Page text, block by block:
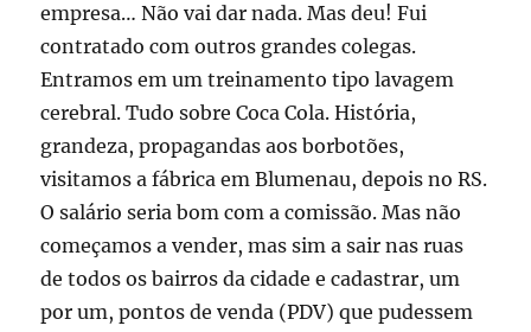
empresa… Não vai dar nada. Mas deu! Fui
contratado com outros grandes colegas.
Entramos em um treinamento tipo lavagem
cerebral. Tudo sobre Coca Cola. História,
grandeza, propagandas aos borbotões,
visitamos a fábrica em Blumenau, depois no RS.
O salário seria bom com a comissão. Mas não
começamos a vender, mas sim a sair nas ruas
de todos os bairros da cidade e cadastrar, um
por um, pontos de venda (PDV) que pudessem